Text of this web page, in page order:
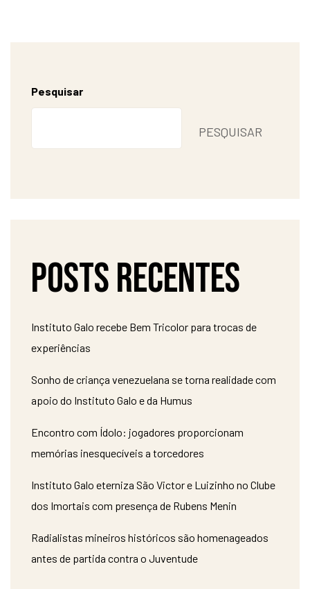
Pesquisar
PESQUISAR
Posts recentes
Instituto Galo recebe Bem Tricolor para trocas de
experiências
Sonho de criança venezuelana se torna realidade com
apoio do Instituto Galo e da Humus
Encontro com Ídolo: jogadores proporcionam
memórias inesquecíveis a torcedores
Instituto Galo eterniza São Victor e Luizinho no Clube
dos Imortais com presença de Rubens Menin
Radialistas mineiros históricos são homenageados
antes de partida contra o Juventude